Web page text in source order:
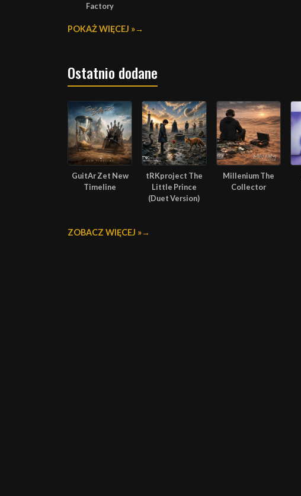
Factory
POKAŻ WIĘCEJ »
Ostatnio dodane
GuitAr Zet New
Timeline
tRKproject The
Little Prince
(Duet Version)
Millenium The
Collector
ZOBACZ WIĘCEJ »